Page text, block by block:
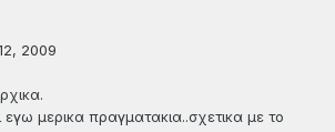
2009
μερικα πραγματακια..σχετικα με το